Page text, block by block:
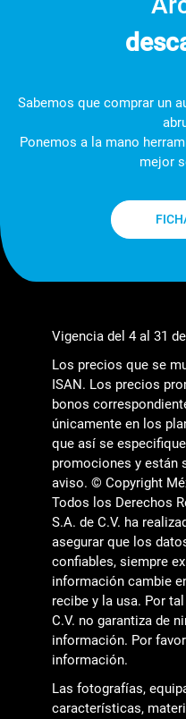
Sabemos que comprar un
Ponemos a la mano
mejor
Vigencia del 4 al 31
Los precios que se
ISAN. Los precios
bonos
únicamente en los
que así se
promociones y están
aviso. © Copyright
Todos los Derechos
S.A. de C.V. ha
asegurar que los
confiables, siempre
información cambie
recibe y la usa. Por
C.V. no garantiza de
información. Por
información.
Las fotografías,
características,